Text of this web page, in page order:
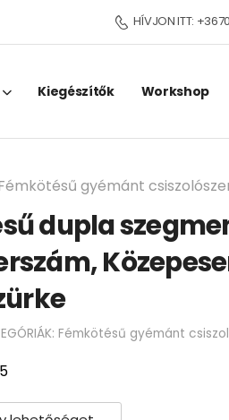
HÍVJON ITT:
Kiegészítők Workshop
gyémánt
dupla
Fémkötésű gyémánt